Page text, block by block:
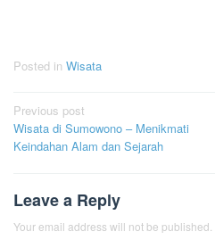
Posted in Wisata
Post
navigation
Previous post
Wisata di Sumowono – Menikmati
Keindahan Alam dan Sejarah
Leave a Reply
Your email address will not be published.